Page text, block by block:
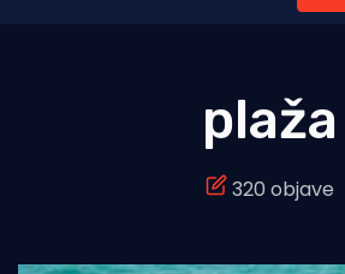
plaža
320 objave